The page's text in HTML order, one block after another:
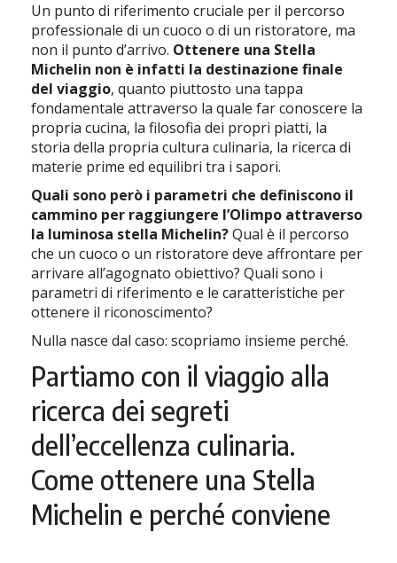
Un punto di riferimento cruciale per il percorso
professionale di un cuoco o di un ristoratore, ma
non il punto d’arrivo. Ottenere una Stella
Michelin non è infatti la destinazione finale
del viaggio, quanto piuttosto una tappa
fondamentale attraverso la quale far conoscere la
propria cucina, la filosofia dei propri piatti, la
storia della propria cultura culinaria, la ricerca di
materie prime ed equilibri tra i sapori.
Quali sono però i parametri che definiscono il
cammino per raggiungere l’Olimpo attraverso
la luminosa stella Michelin?Qual è il percorso
che un cuoco o un ristoratore deve affrontare per
arrivare all’agognato obiettivo? Quali sono i
parametri di riferimento e le caratteristiche per
ottenere il riconoscimento?
Nulla nasce dal caso: scopriamo insieme perché.
Partiamo con il viaggio alla
ricerca dei segreti
dell’eccellenza culinaria.
Come ottenere una Stella
Michelin e perché conviene